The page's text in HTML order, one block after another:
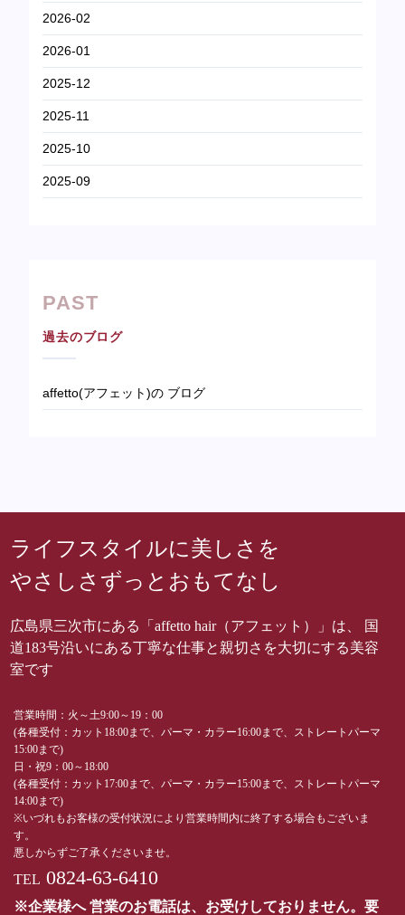
2026-02
2026-01
2025-12
2025-11
2025-10
2025-09
PAST
過去のブログ
affetto(アフェット)の ブログ
ライフスタイルに美しさを
やさしさずっとおもてなし
広島県三次市にある「affetto hair（アフェット）」は、 国
道183号沿いにある丁寧な仕事と親切さを大切にする美容
室です
営業時間：火～土9:00～19：00
(各種受付：カット18:00まで、パーマ・カラー16:00まで、ストレートパーマ
15:00まで)
日・祝9：00～18:00
(各種受付：カット17:00まで、パーマ・カラー15:00まで、ストレートパーマ
14:00まで)
※いづれもお客様の受付状況により営業時間内に終了する場合もございま
す。
悪しからずご了承くださいませ。
TEL 0824-63-6410
※企業様へ 営業のお電話は、お受けしておりません。要